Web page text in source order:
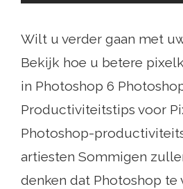
Wilt u verder gaan met
Bekijk hoe u betere
in Photoshop 6
Productiviteitstips voor
Photoshop-
artiesten Sommigen
denken dat Photoshop te